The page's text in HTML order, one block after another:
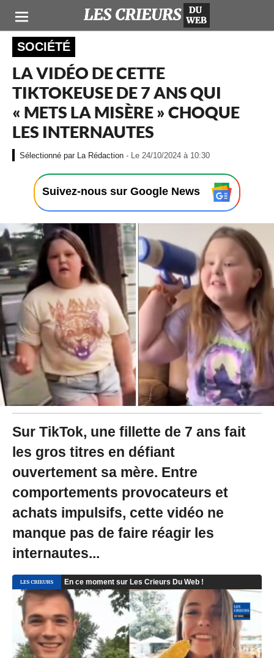
SOCIÉTÉ
LA VIDÉO DE CETTE
TIKTOKEUSE DE 7 ANS QUI
« METS LA MISÈRE » CHOQUE
LES INTERNAUTES
La Rédaction - Le 24/10/2024 à 10:30
2
4
/
1
0
2
0
2
4
à
1
0
:
3
Suivez-nous sur Google News
Sur TikTok, une fillette de 7 ans fait
les gros titres en défiant
ouvertement sa mère. Entre
comportements provocateurs et
achats impulsifs, cette vidéo ne
manque pas de faire réagir les
internautes...